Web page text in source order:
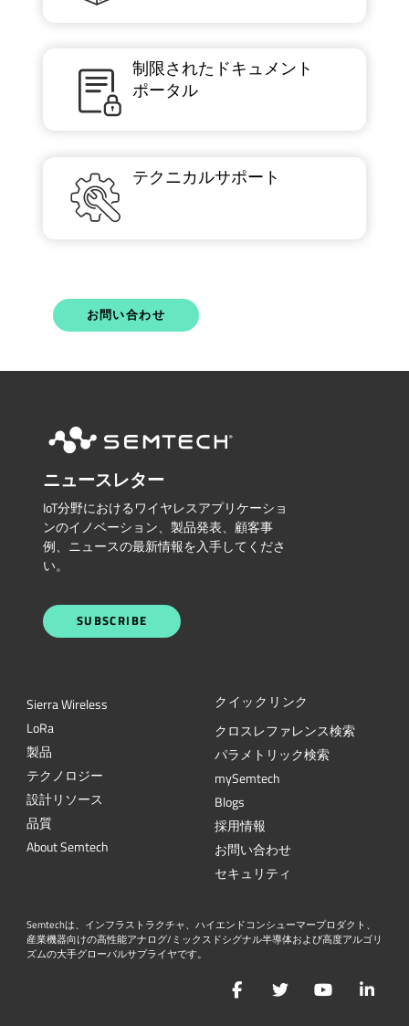
制限されたドキュメント
ポータル
テクニカルサポート
お問い合わせ
ニュースレター
IoT分野におけるワイヤレスアプリケーショ
ンのイノベーション、製品発表、顧客事
例、ニュースの最新情報を入手してくださ
い。
SUBSCRIBE
Sierra Wireless
LoRa
製品
テクノロジー
設計リソース
品質
About Semtech
クイックリンク
クロスレファレンス検索
パラメトリック検索
mySemtech
Blogs
採用情報
お問い合わせ
セキュリティ
Semtechは、インフラストラクチャ、ハイエンドコンシューマープロダクト、
産業機器向けの高性能アナログ/ミックスドシグナル半導体および高度アルゴリ
ズムの大手グローバルサプライヤです。
FacebookTwitterYouTube